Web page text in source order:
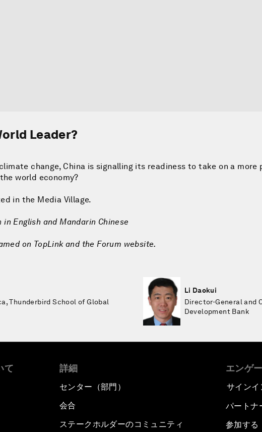
Leader?
change, China is signalling its readiness to take on a
world economy?
in the Media Village.
English and Mandarin Chinese
on TopLink and the Forum website.
Thunderbird School of Global
Li Daokui
Director-General and
Development Bank
て 詳細
センター（部門）
会合
ステークホルダーのコミュニティ
エンゲ
サインイ
パートナ
参加する